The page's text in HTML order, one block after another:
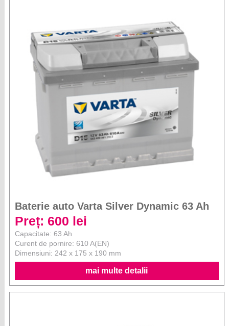
Baterie auto Varta Silver Dynamic 63 Ah
Preț: 600 lei
Capacitate: 63 Ah
Curent de pornire: 610 A(EN)
Dimensiuni: 242 x 175 x 190 mm
mai multe detalii